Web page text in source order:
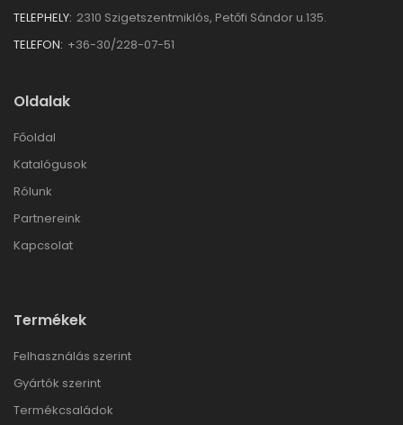
TELEPHELY: 2310 Szigetszentmiklós, Petőfi Sándor u.135.
TELEFON: +36-30/228-07-51
Oldalak
Főoldal
Katalógusok
Rólunk
Partnereink
Kapcsolat
Termékek
Felhasználás szerint
Gyártók szerint
Termékcsaládok